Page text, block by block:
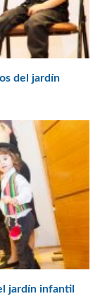
del jardín
jardín infantil